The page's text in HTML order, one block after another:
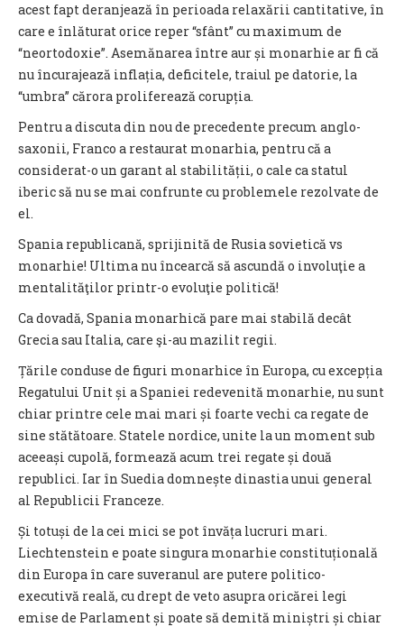
acest fapt deranjează în perioada relaxării cantitative, în
care e înlăturat orice reper “sfânt” cu maximum de
“neortodoxie”. Asemănarea între aur și monarhie ar fi că
nu încurajează inflația, deficitele, traiul pe datorie, la
“umbra” cărora proliferează corupția.
Pentru a discuta din nou de precedente precum anglo-
saxonii, Franco a restaurat monarhia, pentru că a
considerat-o un garant al stabilității, o cale ca statul
iberic să nu se mai confrunte cu problemele rezolvate de
el.
Spania republicană, sprijinită de Rusia sovietică vs
monarhie! Ultima nu încearcă să ascundă o involuţie a
mentalităţilor printr-o evoluţie politică!
Ca dovadă, Spania monarhică pare mai stabilă decât
Grecia sau Italia, care şi-au mazilit regii.
Țările conduse de figuri monarhice în Europa, cu excepția
Regatului Unit și a Spaniei redevenită monarhie, nu sunt
chiar printre cele mai mari și foarte vechi ca regate de
sine stătătoare. Statele nordice, unite la un moment sub
aceeași cupolă, formează acum trei regate și două
republici. Iar în Suedia domnește dinastia unui general
al Republicii Franceze.
Și totuși de la cei mici se pot învăța lucruri mari.
Liechtenstein e poate singura monarhie constituțională
din Europa în care suveranul are putere politico-
executivă reală, cu drept de veto asupra oricărei legi
emise de Parlament și poate să demită miniștri și chiar